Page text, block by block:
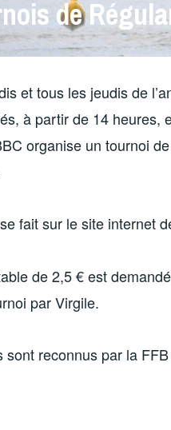
de
et tous les jeudis de
à partir de 14 heures,
organise un tournoi
se fait sur le site internet
de 2,5 € est
par Virgile.
sont reconnus par la